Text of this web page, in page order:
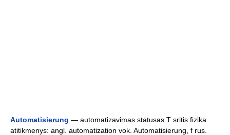
Automatisierung — automatizavimas statusas T sritis fizika
atitikmenys: angl. automatization vok. Automatisierung, f rus.